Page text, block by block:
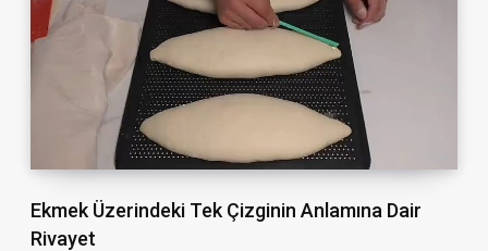
Ekmek Üzerindeki Tek Çizginin Anlamına Dair
Rivayet